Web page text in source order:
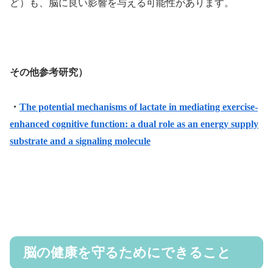
ど）も、脳に良い影響を与える可能性があります。
その他参考研究）
・ The potential mechanisms of lactate in mediating exercise-
enhanced cognitive function: a dual role as an energy supply
substrate and a signaling molecule
脳の健康を守るためにできること